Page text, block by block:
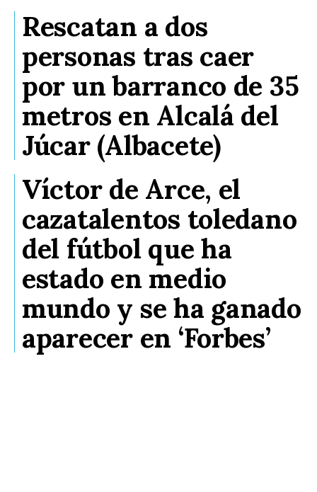
Rescatan a dos
personas tras caer
por un barranco de 35
metros en Alcalá del
Júcar (Albacete)
Víctor de Arce, el
cazatalentos toledano
del fútbol que ha
estado en medio
mundo y se ha ganado
aparecer en ‘Forbes’